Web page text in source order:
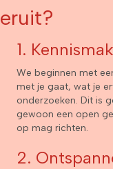
eruit?
1.
We beginnen met
met je gaat, wat je
onderzoeken. Dit is
gewoon een open
op mag richten.
2.